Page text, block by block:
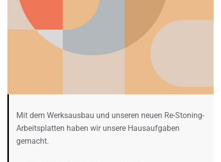
Mit dem Werksausbau und unseren neuen Re-Stoning-
Arbeitsplatten haben wir unsere Hausaufgaben
gemacht.